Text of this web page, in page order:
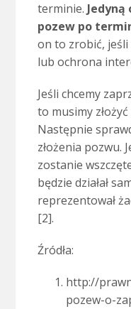
terminie. Jedyną
pozew po
on to zrobić,
lub ochrona
Jeśli chcemy
to musimy
Następnie
złożenia pozwu.
zostanie
będzie działał
reprezentował
[2].
Źródła:
http://
pozew-o-